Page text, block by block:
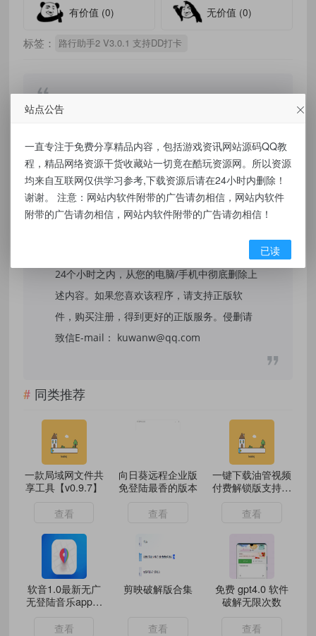
有价值 (0) 无价值 (0)
标签： 路行助手2 V3.0.1 支持DD打卡
免责声明：
本站提供的资源，都来自网络，版权争议与本
站无关，所有内容及软件的文章仅限用于学习
和研究目的。不得将上述内容用于商业或者非
法用途，否则，一切后果请用户自负，我们不
24个小时之内，从您的电脑/手机中彻底删除上
述内容。如果您喜欢该程序，请支持正版软
件，购买注册，得到更好的正版服务。侵删请
致信E-mail： kuwanw@qq.com
同类推荐
一款局域网文件共
享工具【v0.9.7】
查看
向日葵远程企业版
免登陆最香的版本
查看
一键下载油管视频
付费解锁版支持多
查看
软音1.0最新无广
无登陆音乐app—
查看
剪映破解版合集
查看
免费 gpt4.0 软件
破解无限次数
查看
站点公告
一直专注于免费分享精品内容，包括游戏资讯网站源码QQ教
程，精品网络资源干货收藏站一切竟在酷玩资源网。所以资源
均来自互联网仅供学习参考,下载资源后请在24小时内删除！
谢谢。 注意：网站内软件附带的广告请勿相信，网站内软件
附带的广告请勿相信，网站内软件附带的广告请勿相信！
已读